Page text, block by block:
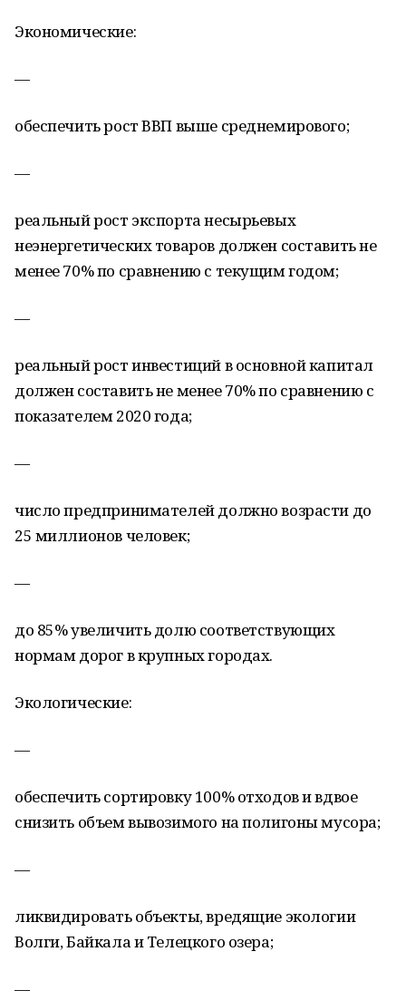
Экономические:
—
обеспечить рост ВВП выше среднемирового;
—
реальный рост экспорта несырьевых
неэнергетических товаров должен составить не
менее 70% по сравнению с текущим годом;
—
реальный рост инвестиций в основной капитал
должен составить не менее 70% по сравнению с
показателем 2020 года;
—
число предпринимателей должно возрасти до
25 миллионов человек;
—
до 85% увеличить долю соответствующих
нормам дорог в крупных городах.
Экологические:
—
обеспечить сортировку 100% отходов и вдвое
снизить объем вывозимого на полигоны мусора;
—
ликвидировать объекты, вредящие экологии
Волги, Байкала и Телецкого озера;
—